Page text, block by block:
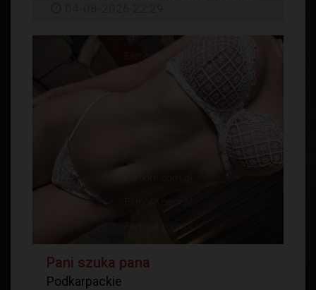
Pani szuka pana
Podkarpackie